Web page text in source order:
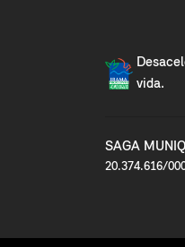
vida.
SAGA
20.374.616/